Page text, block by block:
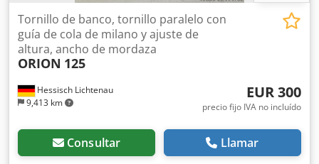
Hessisch Lichtenau
9,413 km
Tornillo de banco, tornillo paralelo con
guía de cola de milano y ajuste de
altura, ancho de mordaza
ORION 125
EUR 300
precio fijo IVA no incluído
Consultar Llamar